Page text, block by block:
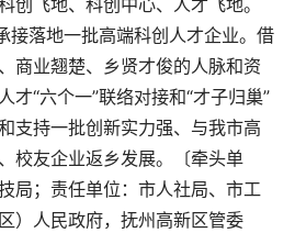
创飞地、科创中心、人才飞地。
接落地一批高端科创人才企业。借
商业翘楚、乡贤才俊的人脉和资
才“六个一”联络对接和“才子归巢”
支持一批创新实力强、与我市高
校友企业返乡发展。〔牵头单
局；责任单位：市人社局、市工
）人民政府，抚州高新区管委